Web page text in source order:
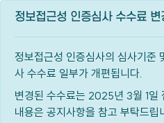
정보접근성 인증심사 수수료 변
정보접근성 인증심사의 심사기준
사 수수료 일부가 개편됩니다.
변경된 수수료는 2025년 3월 1일
내용은 공지사항을 참고 부탁드립